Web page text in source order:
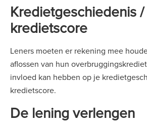
Kredietgeschiedenis /
kredietscore
Leners moeten er rekening mee
aflossen van hun
invloed kan hebben op je
kredietscore.
De lening verlengen